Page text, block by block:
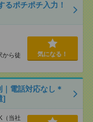
るポチポチ入力！
から徒
気になる！
｜電話対応なし＊
]
（当社